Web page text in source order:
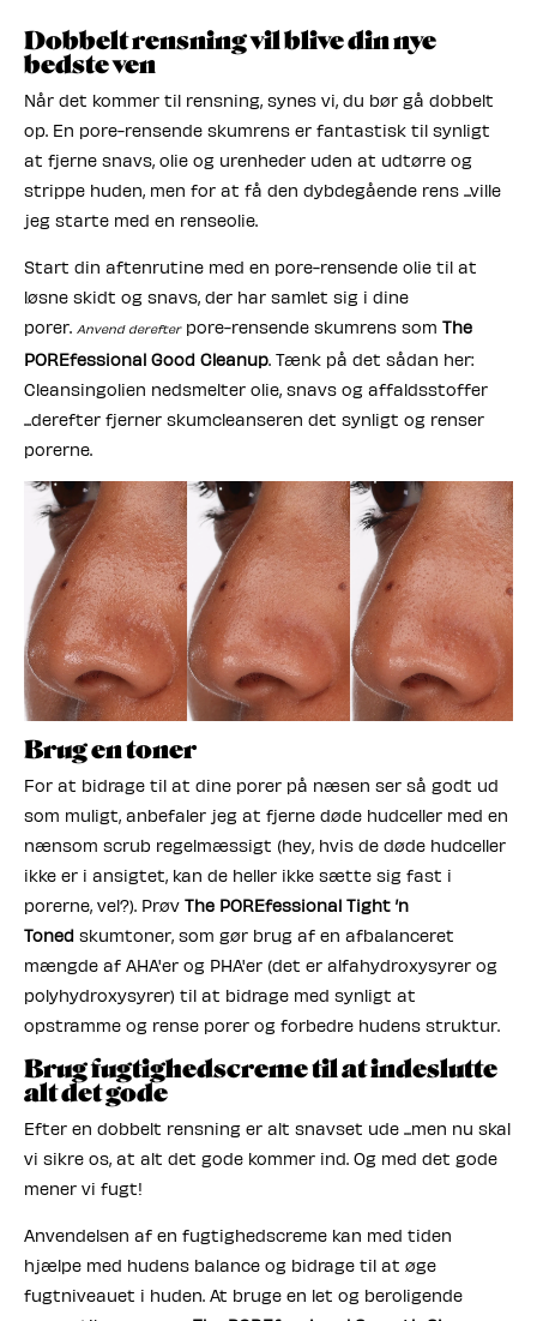
Dobbelt rensning vil blive din nye
bedste ven
Når det kommer til rensning, synes vi, du bør gå dobbelt
op. En pore-rensende skumrens er fantastisk til synligt
at fjerne snavs, olie og urenheder uden at udtørre og
strippe huden, men for at få den dybdegående rens ...ville
jeg starte med en renseolie.
Start din aftenrutine med en pore-rensende olie til at
løsne skidt og snavs, der har samlet sig i dine
porer. Anvend derefterpore-rensende skumrens som The
POREfessional Good Cleanup. Tænk på det sådan her:
Cleansingolien nedsmelter olie, snavs og affaldsstoffer
...derefter fjerner skumcleanseren det synligt og renser
porerne.
Brug en toner
For at bidrage til at dine porer på næsen ser så godt ud
som muligt, anbefaler jeg at fjerne døde hudceller med en
nænsom scrub regelmæssigt (hey, hvis de døde hudceller
ikke er i ansigtet, kan de heller ikke sætte sig fast i
porerne, vel?). Prøv The POREfessional Tight ’n
Toned skumtoner, som gør brug af en afbalanceret
mængde af AHA'er og PHA'er (det er alfahydroxysyrer og
polyhydroxysyrer) til at bidrage med synligt at
opstramme og rense porer og forbedre hudens struktur.
Brug fugtighedscreme til at indeslutte
alt det gode
Efter en dobbelt rensning er alt snavset ude ...men nu skal
vi sikre os, at alt det gode kommer ind. Og med det gode
mener vi fugt!
Anvendelsen af en fugtighedscreme kan med tiden
hjælpe med hudens balance og bidrage til at øge
fugtniveauet i huden. At bruge en let og beroligende